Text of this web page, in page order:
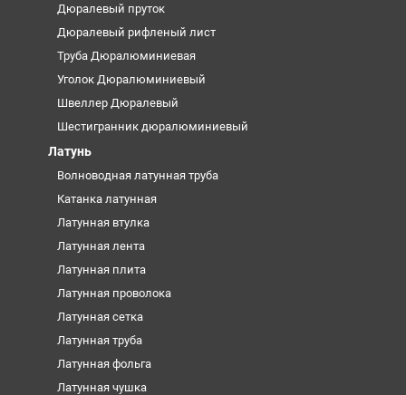
Дюралевый пруток
Дюралевый рифленый лист
Труба Дюралюминиевая
Уголок Дюралюминиевый
Швеллер Дюралевый
Шестигранник дюралюминиевый
Латунь
Волноводная латунная труба
Катанка латунная
Латунная втулка
Латунная лента
Латунная плита
Латунная проволока
Латунная сетка
Латунная труба
Латунная фольга
Латунная чушка